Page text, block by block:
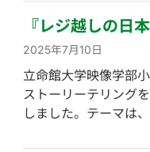
『レジ越しの日
2025年7月10日
立命館大学映像学部
ストーリーテリング
しました。テーマは